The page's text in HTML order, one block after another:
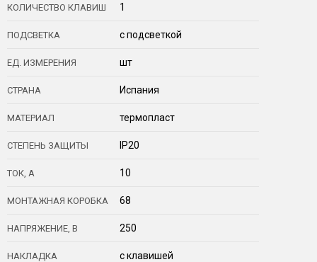
КОЛИЧЕСТВО КЛАВИШ 1
ПОДСВЕТКА с подсветкой
ЕД. ИЗМЕРЕНИЯ шт
СТРАНА Испания
МАТЕРИАЛ термопласт
СТЕПЕНЬ ЗАЩИТЫ IP20
ТОК, А 10
МОНТАЖНАЯ КОРОБКА 68
НАПРЯЖЕНИЕ, В 250
НАКЛАДКА с клавишей